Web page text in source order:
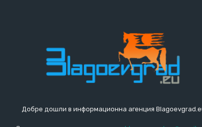
Добре дошли в информационна агенция